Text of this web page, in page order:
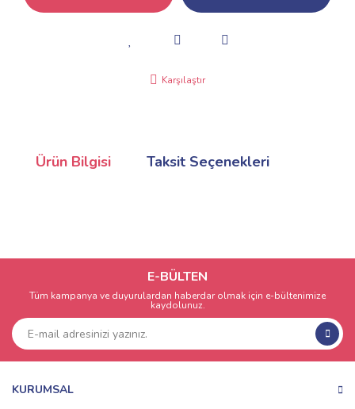
Karşılaştır
Ürün Bilgisi Taksit Seçenekleri
E-BÜLTEN
Tüm kampanya ve duyurulardan haberdar olmak için e-bültenimize
kaydolunuz.
KURUMSAL